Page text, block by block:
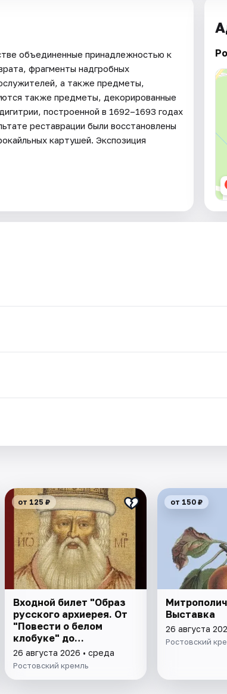
объединенные принадлежностью к
фрагменты надгробных
а также предметы,
также предметы, декорированные
построенной в 1692–1693 годах
реставрации были восстановлены
картушей. Экспозиция
от 125 ₽
Входной билет "Образ
русского архиерея. От
"Повести о белом
клобуке" до
восстановления
патриаршества"
26 августа 2026 • среда
Ростовский кремль
от 150 ₽
Выставка
26 августа
Ростовский